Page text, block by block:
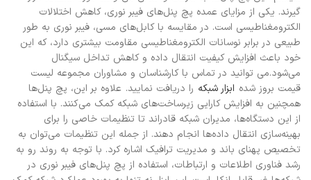
گیرند. یکی از مزایای عمده پچ پنل‌های فیبر نوری، کاهش اختلالات
الکترومغناطیسی است. در مقایسه با کابل‌های مسی، فیبر نوری به طور
طبیعی در برابر نوسانات الکترومغناطیسی مقاومت بیشتری دارد، که این
خود باعث افزایش کیفیت انتقال داده و کاهش تداخل سیگنال
می‌شود.می توانید در تماس با کارشناسان و مشاوران مجموعه لیست
قیمت بروز شده ابزار شبکه را دریافت نمایید. علاوه بر این، پچ پنل‌ها
همچنین به افزایش کارایی زیرساخت‌های شبکه کمک می‌کنند. با استفاده
از این دستگاه‌ها، مدیران شبکه قادراند تا تنظیمات خاصی را برای
بهینه‌سازی انتقال داده‌ها انجام دهند. از جمله این تنظیمات می‌توان به
تخصیص پهنای باند و مدیریت ترافیک اشاره کرد. با توجه به روند رو به
رشد فناوری اطلاعات و ارتباطات، استفاده از پچ پنل‌های فیبر نوری در